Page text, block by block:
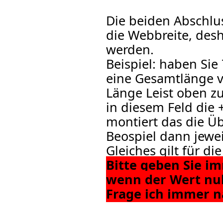
Die beiden
die Webbreite,
werden.
Beispiel: haben
eine Gesamtlänge
Länge Leist oben
in diesem Feld die
montiert das die
Beospiel dann
Gleiches gilt für
Bitte geben Sie
wenn der Wert
Frage ich immer